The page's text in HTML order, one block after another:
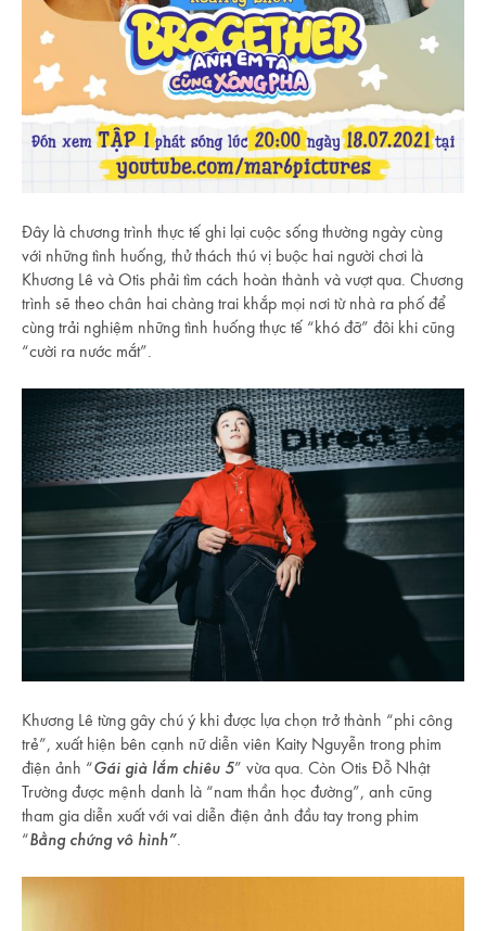
Đây là chương trình thực tế ghi lại cuộc sống thường ngày cùng
với những tình huống, thử thách thú vị buộc hai người chơi là
Khương Lê và Otis phải tìm cách hoàn thành và vượt qua. Chương
trình sẽ theo chân hai chàng trai khắp mọi nơi từ nhà ra phố để
cùng trải nghiệm những tình huống thực tế “khó đỡ” đôi khi cũng
“cười ra nước mắt”.
Khương Lê từng gây chú ý khi được lựa chọn trở thành “phi công
trẻ”, xuất hiện bên cạnh nữ diễn viên Kaity Nguyễn trong phim
điện ảnh “Gái già lắm chiêu 5” vừa qua. Còn Otis Đỗ Nhật
Trường được mệnh danh là “nam thần học đường”, anh cũng
tham gia diễn xuất với vai diễn điện ảnh đầu tay trong phim
“Bằng chứng vô hình”.